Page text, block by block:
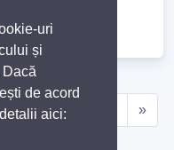
uri
și
de acord
aici:
Ștei
7 8 »